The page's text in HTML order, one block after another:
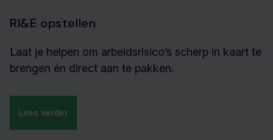
RI&E opstellen
Laat je helpen om arbeidsrisico’s scherp in kaart te
brengen én direct aan te pakken.
Lees verder